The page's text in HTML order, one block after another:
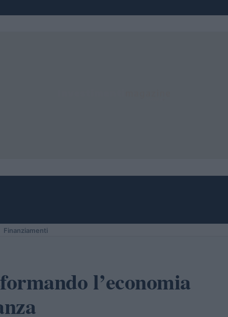
Finanziamenti
l’economia